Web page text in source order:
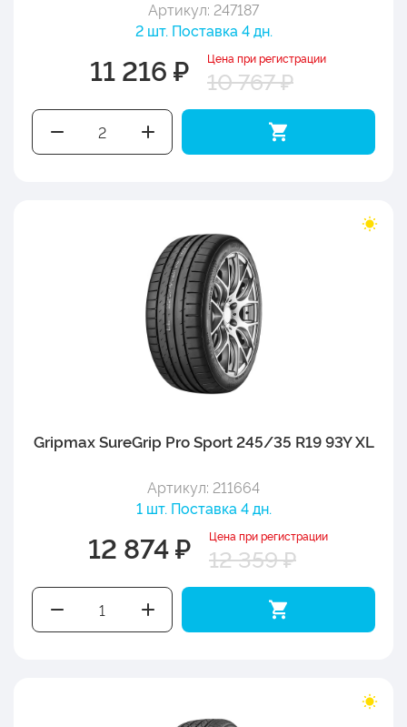
Артикул: 247187
2 шт. Поставка 4 дн.
11 216 ₽ Цена при регистрации
10 767 ₽
Gripmax SureGrip Pro Sport 245/35 R19 93Y XL
Артикул: 211664
1 шт. Поставка 4 дн.
12 874 ₽ Цена при регистрации
12 359 ₽